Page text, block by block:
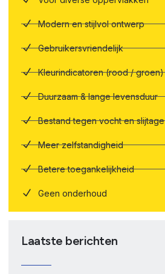
Modern en stijlvol ontwerp
Gebruikersvriendelijk
Kleurindicatoren (rood / groen)
Duurzaam & lange levensduur
Bestand tegen vocht en slijtage
Meer zelfstandigheid
Betere toegankelijkheid
Geen onderhoud
Laatste berichten